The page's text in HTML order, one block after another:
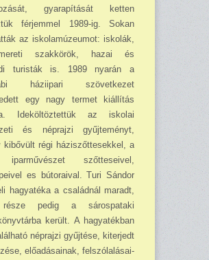
gyarapítását ketten
férjemmel 1989-ig. Sokan
az iskolamúzeumot: iskolák,
szakkörök, hazai és
turisták is. 1989 nyarán a
háziipari szövetkezet
egy nagy termet kiállítás
Ideköltöztettük az iskolai
és néprajzi gyűjteményt,
kibővült régi háziszőttesekkel, a
szőtteseivel,
es bútoraival. Turi Sándor
hagyatéka a családnál maradt,
pedig a sárospataki
került. A hagyatékban
néprajzi gyűjtése, kiterjedt
előadásainak, felszólalá­sai­